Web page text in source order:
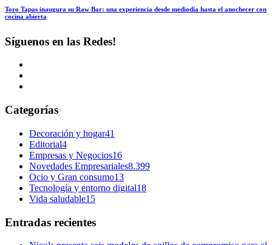
Toro Tapas inaugura su Raw Bar: una experiencia desde mediodía hasta el anochecer con
cocina abierta
Síguenos en las Redes!
Categorías
Decoración y hogar41
Editorial4
Empresas y Negocios16
Novedades Empresariales8.399
Ocio y Gran consumo13
Tecnología y entorno digital18
Vida saludable15
Entradas recientes